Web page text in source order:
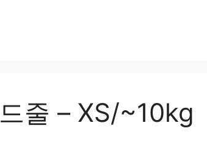
줄 – XS/~10kg